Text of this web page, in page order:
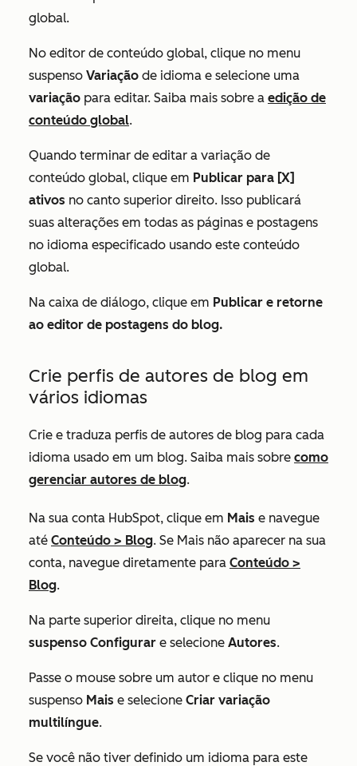
global.
No editor de conteúdo global, clique no menu
suspenso Variação de idioma e selecione uma
variação para editar. Saiba mais sobre a edição de
conteúdo global.
Quando terminar de editar a variação de
conteúdo global, clique em Publicar para [X]
ativos no canto superior direito. Isso publicará
suas alterações em todas as páginas e postagens
no idioma especificado usando este conteúdo
global.
Na caixa de diálogo, clique em Publicar e retorne
ao editor de postagens do blog.
Crie perfis de autores de blog em
vários idiomas
Crie e traduza perfis de autores de blog para cada
idioma usado em um blog. Saiba mais sobre como
gerenciar autores de blog.
Na sua conta HubSpot, clique em Mais e navegue
até Conteúdo > Blog. Se Mais não aparecer na sua
conta, navegue diretamente para Conteúdo >
Blog.
Na parte superior direita, clique no menu
suspenso Configurar e selecione Autores.
Passe o mouse sobre um autor e clique no menu
suspenso Mais e selecione Criar variação
multilíngue.
Se você não tiver definido um idioma para este